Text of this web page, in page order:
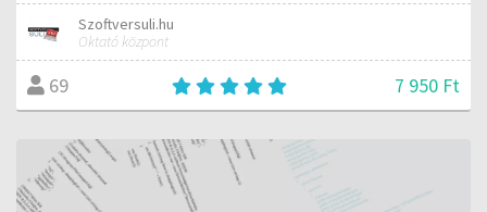
Szoftversuli.hu
Oktató központ
69 7 950 Ft